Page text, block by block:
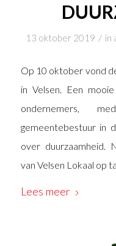
13 oktober 2019 / in
Op 10 oktober vond
in Velsen. Een
ondernemers,
gemeentebestuur in
over duurzaamheid.
van Velsen Lokaal op
Lees meer